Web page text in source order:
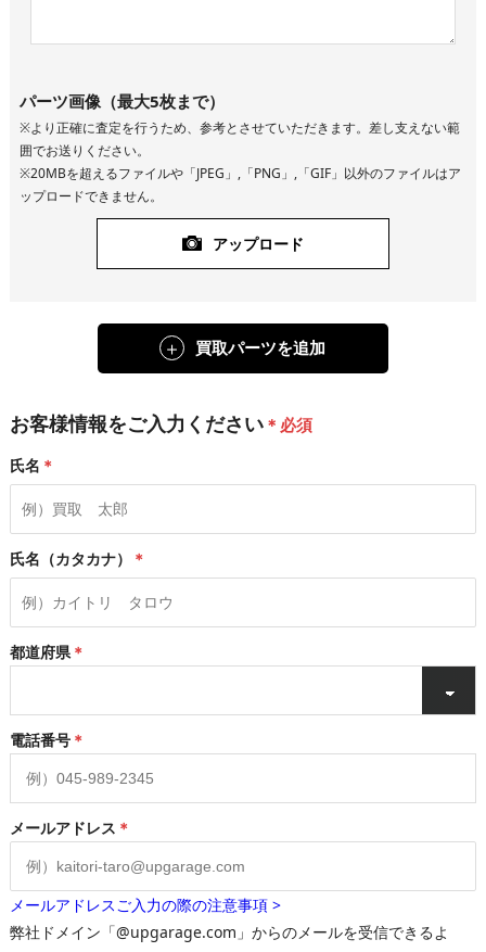
パーツ画像（最大5枚まで）
※より正確に査定を行うため、参考とさせていただきます。差し支えない範
囲でお送りください。
※20MBを超えるファイルや「JPEG」,「PNG」,「GIF」以外のファイルはア
ップロードできません。
アップロード
買取パーツを追加
お客様情報をご入力ください＊必須
氏名 ＊
氏名（カタカナ） ＊
都道府県＊
電話番号＊
メールアドレス ＊
メールアドレスご入力の際の注意事項 >
弊社ドメイン「@upgarage.com」からのメールを受信できるよ